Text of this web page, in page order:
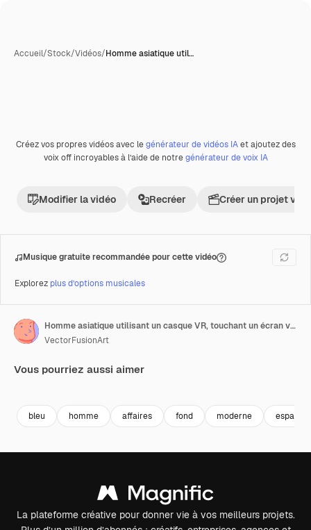
Accueil/Stock/Vidéos/Homme asiatique util…
PremiumGénérée par l’IA
Créez vos propres vidéos avec legénérateur de vidéos IAet ajoutez des
voix off incroyables à l’aide de notregénérateur de voix IA
Modifier la vidéo Recréer Créer un projet
Musique gratuite recommandée pour cette vidéo
Explorez plus d’options musicales
Homme asiatique utilisant un casque VR, touchant un écran virtuel sur fond bleu, avec espace de copie, au ralenti.
VectorFusionArt
Vous pourriez aussi aimer
bleu homme affaires fond moderne espace
La plateforme créative pour donner vie à vos meilleurs projets.